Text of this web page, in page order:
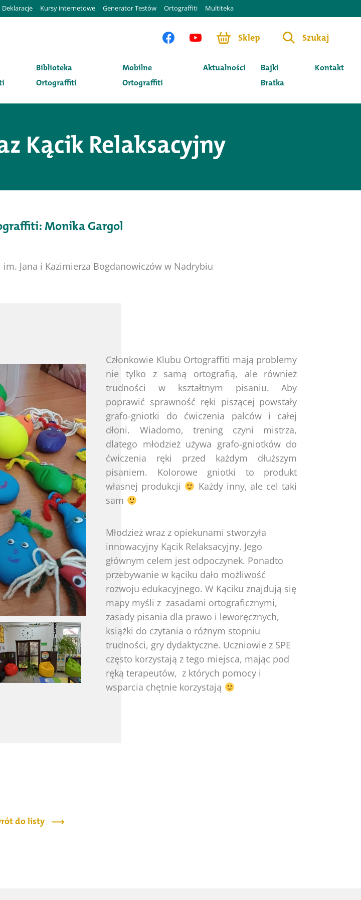
Deklaracje Kursy internetowe Generator Testów Ortograffiti Multiteka
Sklep Szukaj
Biblioteka
Ortograffiti
Mobilne
Ortograffiti
Aktualności
Bajki
Bratka
Kontakt
Kącik Relaksacyjny
Monika Gargol
Jana i Kazimierza Bogdanowiczów w Nadrybiu
Członkowie Klubu Ortograffiti mają problemy
nie tylko z samą ortografią, ale również
trudności w kształtnym pisaniu. Aby
poprawić sprawność ręki piszącej powstały
grafo-gniotki do ćwiczenia palców i całej
dłoni. Wiadomo, trening czyni mistrza,
dlatego młodzież używa grafo-gniotków do
ćwiczenia ręki przed każdym dłuższym
pisaniem. Kolorowe gniotki to produkt
własnej produkcji
Każdy inny, ale cel taki
sam
Młodzież wraz z opiekunami stworzyła
innowacyjny Kącik Relaksacyjny. Jego
głównym celem jest odpoczynek. Ponadto
przebywanie w kąciku dało możliwość
rozwoju edukacyjnego. W Kąciku znajdują się
mapy myśli z zasadami ortograficznymi,
zasady pisania dla prawo i leworęcznych,
książki do czytania o różnym stopniu
trudności, gry dydaktyczne. Uczniowie z SPE
często korzystają z tego miejsca, mając pod
ręką terapeutów, z których pomocy i
wsparcia chętnie korzystają
do listy